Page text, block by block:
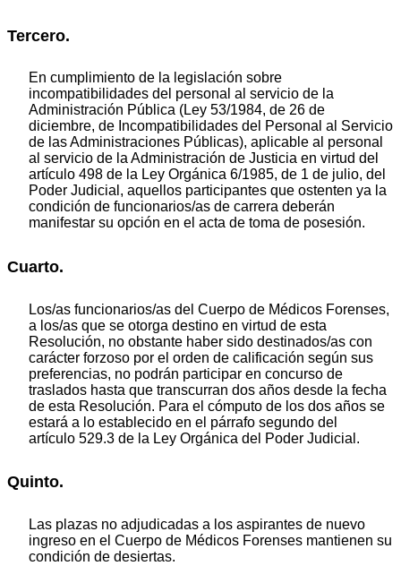
Tercero.
En cumplimiento de la legislación sobre
incompatibilidades del personal al servicio de la
Administración Pública (Ley 53/1984, de 26 de
diciembre, de Incompatibilidades del Personal al Servicio
de las Administraciones Públicas), aplicable al personal
al servicio de la Administración de Justicia en virtud del
artículo 498 de la Ley Orgánica 6/1985, de 1 de julio, del
Poder Judicial, aquellos participantes que ostenten ya la
condición de funcionarios/as de carrera deberán
manifestar su opción en el acta de toma de posesión.
Cuarto.
Los/as funcionarios/as del Cuerpo de Médicos Forenses,
a los/as que se otorga destino en virtud de esta
Resolución, no obstante haber sido destinados/as con
carácter forzoso por el orden de calificación según sus
preferencias, no podrán participar en concurso de
traslados hasta que transcurran dos años desde la fecha
de esta Resolución. Para el cómputo de los dos años se
estará a lo establecido en el párrafo segundo del
artículo 529.3 de la Ley Orgánica del Poder Judicial.
Quinto.
Las plazas no adjudicadas a los aspirantes de nuevo
ingreso en el Cuerpo de Médicos Forenses mantienen su
condición de desiertas.